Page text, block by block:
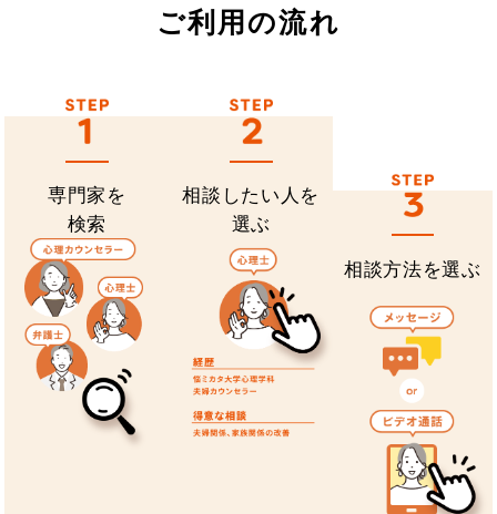
ご利用の流れ
専門家を
検索
相談したい人を
選ぶ
相談方法を選ぶ